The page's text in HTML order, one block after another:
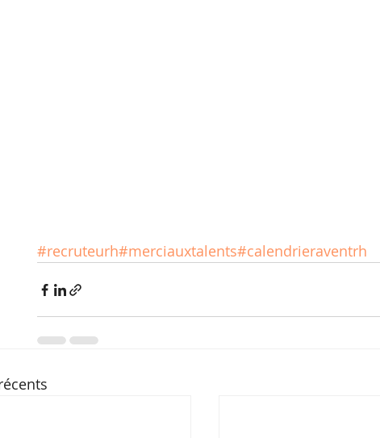
#recruteurh#merciauxtalents#calendrieraventrh